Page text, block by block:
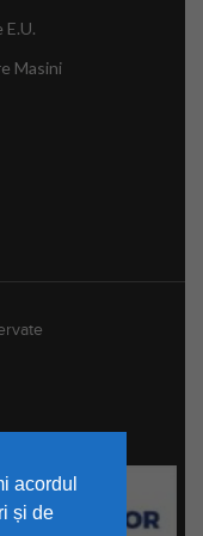
E.U.
Masini
acordul
și de